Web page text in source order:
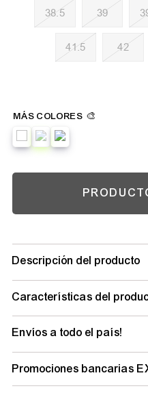
38.5 39
41.5 42
Descripción del producto
Características del
Envíos a todo el país!
Promociones bancarias